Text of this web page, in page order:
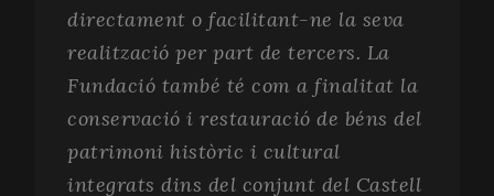
directament o facilitant-ne la seva
realització per part de tercers. La
Fundació també té com a finalitat la
conservació i restauració de béns del
patrimoni històric i cultural
integrats dins del conjunt del Castell